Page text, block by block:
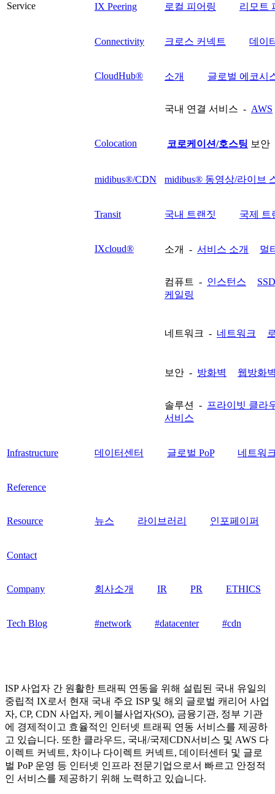
Service IX Peering 로컬 피어링 리모트
Connectivity 크로스 커넥트 데이
CloudHub® 소개 글로벌 에코시
국내 연결 서비스 - AWS
Colocation 코로케이션/호스팅 보
midibus®/CDN midibus® 동영상/라이브
Transit 국내 트랜짓 국제 트
IXcloud® 소개 - 서비스 소개 멀
컴퓨트 - 인스턴스
케일링
네트워크 - 네트워크
보안 - 방화벽 웹방화
솔루션 - 프라이빗 클라
서비스
Infrastructure 데이터센터 글로벌 PoP 네트워
Reference
Resource 뉴스 라이브러리 인포페이퍼
Contact
Company 회사소개 IR PR ETHICS
Tech Blog #network #datacenter #cdn
ISP 사업자 간 원활한 트래픽 연동을 위해 설립된 국내 유일의
중립적 IX로서 현재 국내 주요 ISP 및 해외 글로벌 캐리어 사업
자, CP, CDN 사업자, 케이블사업자(SO), 금융기관, 정부 기관
에 경제적이고 효율적인 인터넷 트래픽 연동 서비스를 제공하
고 있습니다. 또한 클라우드, 국내/국제CDN서비스 및 AWS 다
이렉트 커넥트, 차이나 다이렉트 커넥트, 데이터센터 및 글로
벌 PoP 운영 등 인터넷 인프라 전문기업으로서 빠르고 안정적
인 서비스를 제공하기 위해 노력하고 있습니다.